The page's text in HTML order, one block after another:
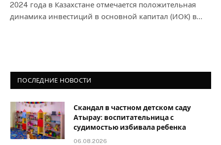
2024 года в Казахстане отмечается положительная
динамика инвестиций в основной капитал (ИОК) в…
ПОСЛЕДНИЕ НОВОСТИ
Скандал в частном детском саду
Атырау: воспитательница с
судимостью избивала ребенка
06.08.2026